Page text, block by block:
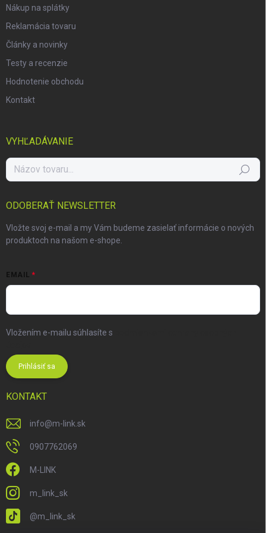
Nákup na splátky
Reklamácia tovaru
Články a novinky
Testy a recenzie
Hodnotenie obchodu
Kontakt
VYHĽADÁVANIE
Hľadať
ODOBERAŤ NEWSLETTER
Vložte svoj e-mail a my Vám budeme zasielať informácie o nových
produktoch na našom e-shope.
EMAIL
Vložením e-mailu súhlasíte s
Prihlásiť sa
KONTAKT
info@m-link.sk
0907762069
M-LINK
m_link_sk
@m_link_sk